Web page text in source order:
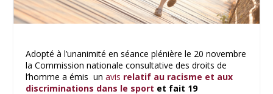
Adopté à l’unanimité en séance plénière le 20 novembre
la Commission nationale consultative des droits de
l’homme a émis unavis relatif au racisme et aux
discriminations dans le sport et fait 19